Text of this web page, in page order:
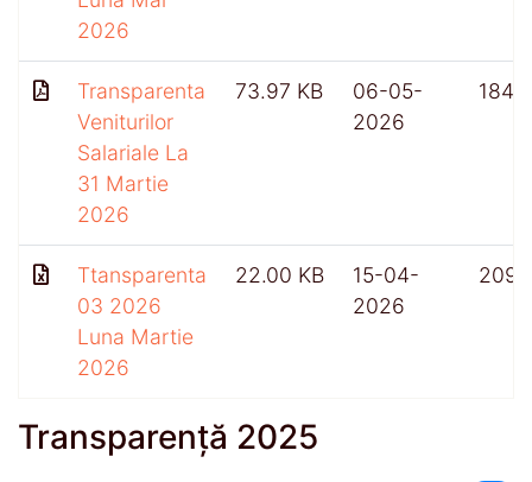
2026
Transparenta
Veniturilor
Salariale La
31 Martie
2026
73.97 KB
06-05-
2026
184
Ttansparenta
03 2026
Luna Martie
2026
22.00 KB
15-04-
2026
209
Transparență 2025